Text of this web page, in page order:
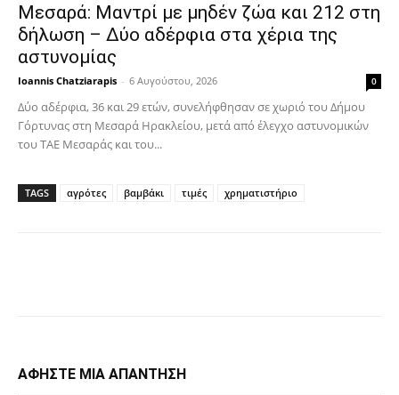
Μεσαρά: Μαντρί με μηδέν ζώα και 212 στη
δήλωση – Δύο αδέρφια στα χέρια της
αστυνομίας
Ioannis Chatziarapis - 6 Αυγούστου, 2026 0
Δύο αδέρφια, 36 και 29 ετών, συνελήφθησαν σε χωριό του Δήμου
Γόρτυνας στη Μεσαρά Ηρακλείου, μετά από έλεγχο αστυνομικών
του ΤΑΕ Μεσαράς και του...
TAGS αγρότες βαμβάκι τιμές χρηματιστήριο
ΑΦΗΣΤΕ ΜΙΑ ΑΠΑΝΤΗΣΗ